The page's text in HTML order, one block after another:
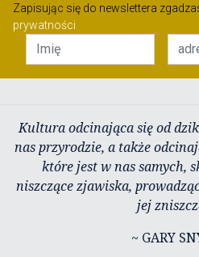
Zapisując się do newslettera
prywatności
Kultura odcinająca się od
nas przyrodzie, a także
które jest w nas samych,
niszczące zjawiska,
jej
~ GARY